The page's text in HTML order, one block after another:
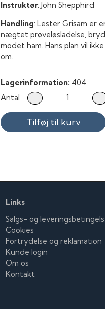
Instruktør: John Shepphird
Handling: Lester Grisam er
nægtet prøveløsladelse,
modet ham. Hans plan vil
om.
Lagerinformation: 404
Antal
Tilføj til kurv
Links
Salgs- og
Cookies
Fortrydelse og reklamation
Kunde login
Om os
Kontakt